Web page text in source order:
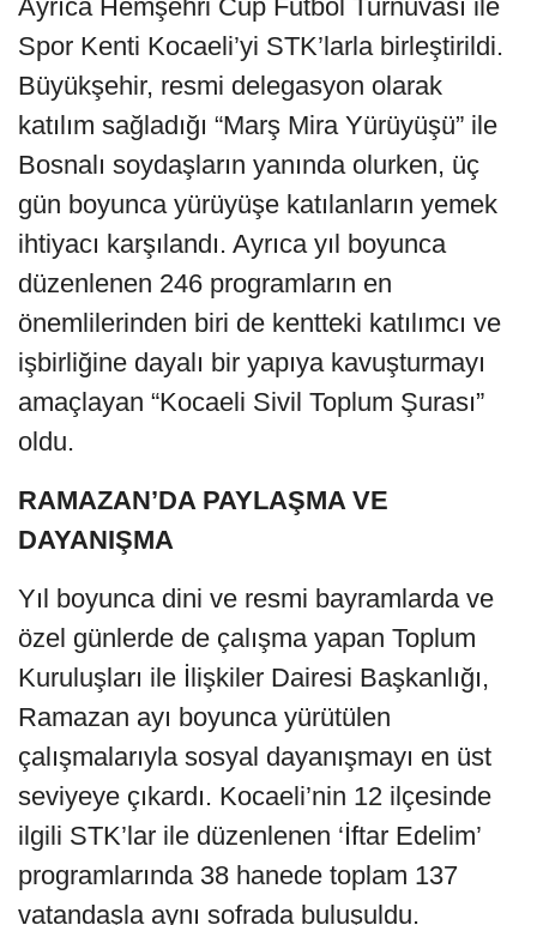
Ayrıca Hemşehri Cup Futbol Turnuvası ile
Spor Kenti Kocaeli’yi STK’larla birleştirildi.
Büyükşehir, resmi delegasyon olarak
katılım sağladığı “Marş Mira Yürüyüşü” ile
Bosnalı soydaşların yanında olurken, üç
gün boyunca yürüyüşe katılanların yemek
ihtiyacı karşılandı. Ayrıca yıl boyunca
düzenlenen 246 programların en
önemlilerinden biri de kentteki katılımcı ve
işbirliğine dayalı bir yapıya kavuşturmayı
amaçlayan “Kocaeli Sivil Toplum Şurası”
oldu.
RAMAZAN’DA PAYLAŞMA VE
DAYANIŞMA
Yıl boyunca dini ve resmi bayramlarda ve
özel günlerde de çalışma yapan Toplum
Kuruluşları ile İlişkiler Dairesi Başkanlığı,
Ramazan ayı boyunca yürütülen
çalışmalarıyla sosyal dayanışmayı en üst
seviyeye çıkardı. Kocaeli’nin 12 ilçesinde
ilgili STK’lar ile düzenlenen ‘İftar Edelim’
programlarında 38 hanede toplam 137
vatandaşla aynı sofrada buluşuldu.